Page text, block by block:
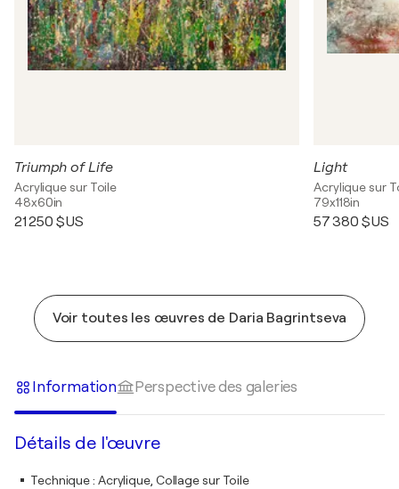
Triumph of Life
Acrylique sur Toile
48x60in
21 250 $US
Light
Acrylique sur
79x118in
57 380 $US
Voir toutes les œuvres de Daria Bagrintseva
Information Perspective des galeries
Détails de l'œuvre
Technique: Acrylique, Collage sur Toile